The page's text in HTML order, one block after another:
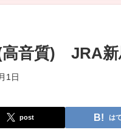
音質) JRA新
1日
post は